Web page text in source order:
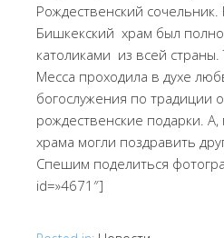
Рождественский
Бишкекский храм был
католиками из всей
Месса проходила в духе
богослужения по традиции
рождественские подарки.
храма могли поздравить
Спешим поделиться
id=»4671″]